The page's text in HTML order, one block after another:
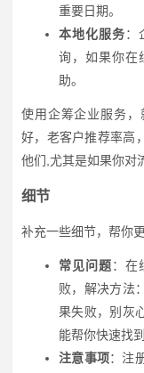
重要日期。
本地化服务：
询，如果你在
助。
使用企筹企业服务
好，老客户推荐率高
他们,尤其是如果你对
细节
补充一些细节，帮你
常见问题：在
败，解决方法
果失败，别灰
能帮你快速找
注意事项：注